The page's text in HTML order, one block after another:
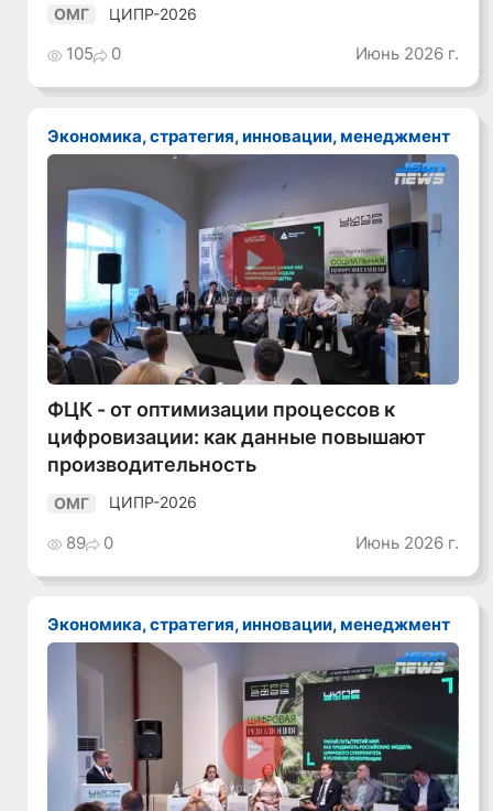
ОМГ ЦИПР-2026
105 0 Июнь 2026 г.
Экономика, стратегия, инновации, менеджмент
Смотреть видео
ФЦК - от оптимизации процессов к
цифровизации: как данные повышают
производительность
ОМГ ЦИПР-2026
89 0 Июнь 2026 г.
Экономика, стратегия, инновации, менеджмент
Смотреть видео